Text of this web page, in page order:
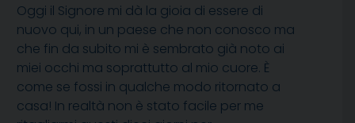
Oggi il Signore mi dà la gioia di essere di
nuovo qui, in un paese che non conosco ma
che fin da subito mi è sembrato già noto ai
miei occhi ma soprattutto al mio cuore. È
come se fossi in qualche modo ritornato a
casa! In realtà non è stato facile per me